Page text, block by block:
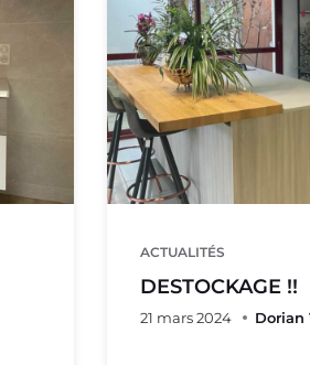
ACTUALITÉS
DESTOCKAGE !!
21 mars 2024 Dorian